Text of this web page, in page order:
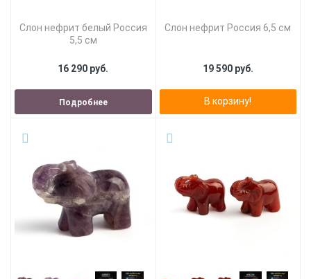
Слон нефрит белый Россия
5,5 см
16 290 руб.
Подробнее
Слон нефрит Россия 6,5 см
19 590 руб.
В корзину!